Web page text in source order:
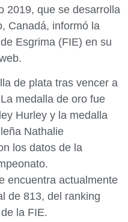
2019, que se desarrolla
Canadá, informó la
Esgrima (FIE) en su
de plata tras vencer a
medalla de oro fue
Hurley y la medalla
Nathalie
los datos de la
encuentra actualmente
de 813, del ranking
la FIE.